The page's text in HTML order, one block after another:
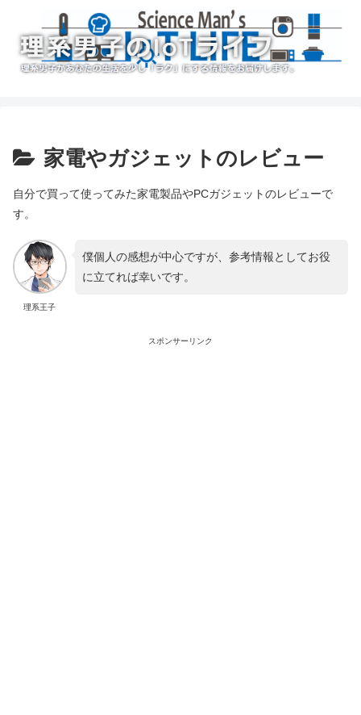
家電やガジェットのレビュー
自分で買って使ってみた家電製品やPCガジェットのレビューで
す。
理系王子
僕個人の感想が中心ですが、参考情報としてお役
に立てれば幸いです。
スポンサーリンク